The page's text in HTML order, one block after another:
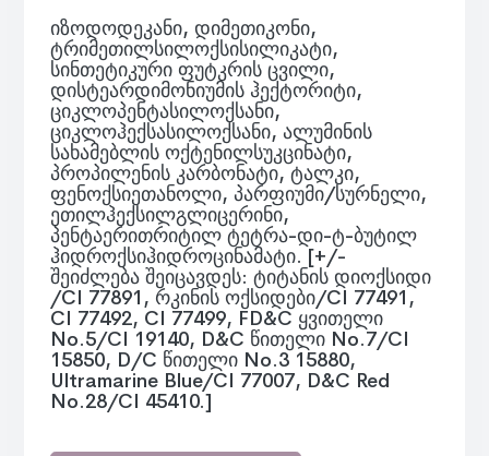
იზოდოდეკანი, დიმეთიკონი,
ტრიმეთილსილოქსისილიკატი,
სინთეტიკური ფუტკრის ცვილი,
დისტეარდიმონიუმის ჰექტორიტი,
ციკლოპენტასილოქსანი,
ციკლოჰექსასილოქსანი, ალუმინის
სახამებლის ოქტენილსუკცინატი,
პროპილენის კარბონატი, ტალკი,
ფენოქსიეთანოლი, პარფიუმი/სურნელი,
ეთილჰექსილგლიცერინი,
პენტაერითრიტილ ტეტრა-დი-ტ-ბუტილ
ჰიდროქსიჰიდროცინამატი. [+/-
შეიძლება შეიცავდეს: ტიტანის დიოქსიდი
/CI 77891, რკინის ოქსიდები/CI 77491,
CI 77492, CI 77499, FD&C ყვითელი
No.5/CI 19140, D&C წითელი No.7/CI
15850, D/C წითელი No.3 15880,
Ultramarine Blue/CI 77007, D&C Red
No.28/CI 45410.]